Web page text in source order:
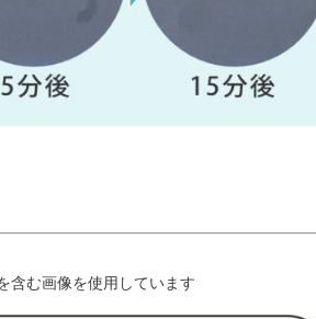
含む画像を使用しています